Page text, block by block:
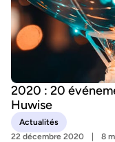
2020 : 20
Huwise
Actualités
22 décembre 2020
8